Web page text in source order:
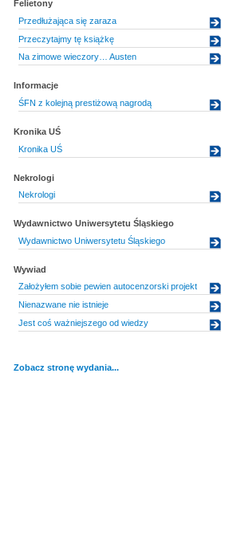
Felietony
Przedłużająca się zaraza
Przeczytajmy tę książkę
Na zimowe wieczory… Austen
Informacje
ŚFN z kolejną prestiżową nagrodą
Kronika UŚ
Kronika UŚ
Nekrologi
Nekrologi
Wydawnictwo Uniwersytetu Śląskiego
Wydawnictwo Uniwersytetu Śląskiego
Wywiad
Założyłem sobie pewien autocenzorski projekt
Nienazwane nie istnieje
Jest coś ważniejszego od wiedzy
Zobacz stronę wydania...